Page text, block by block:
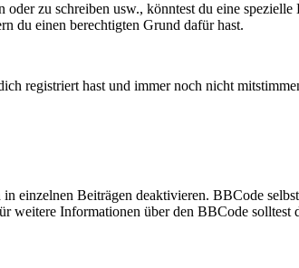
zu schreiben usw., könntest du eine
du einen berechtigten Grund dafür hast.
registriert hast und immer noch nicht
einzelnen Beiträgen deaktivieren. BBCode
weitere Informationen über den BBCode solltest